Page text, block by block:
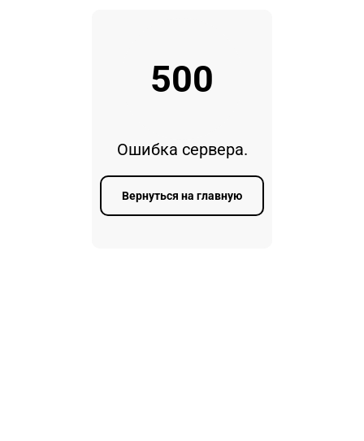
500
Ошибка сервера.
Вернуться на главную